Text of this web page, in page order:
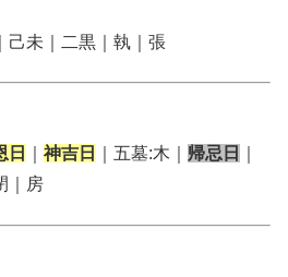
｜己未｜二黒｜執｜張
日 神吉日 ｜五墓:木｜ 帰忌日
｜房